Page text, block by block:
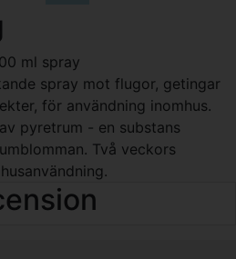
ml spray
spray mot flugor, getingar
för användning inomhus.
pyretrum - en substans
Två veckors